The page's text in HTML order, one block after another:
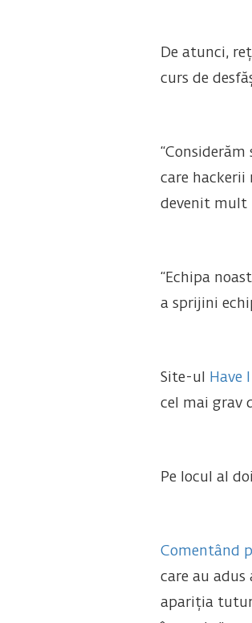
De atunci,
curs de
care
devenit mult
“Echipa
a sprijini
Site-ul Have
cel mai grav
Pe locul al
Comentând
care au
apariția